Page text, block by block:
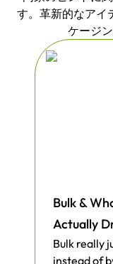
ケージの準
替えて、あ
ましょう！
す。革新的なアイ
ケージ
Bulk &
Actually
Bulk really
instead of